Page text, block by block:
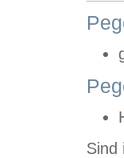
Sind